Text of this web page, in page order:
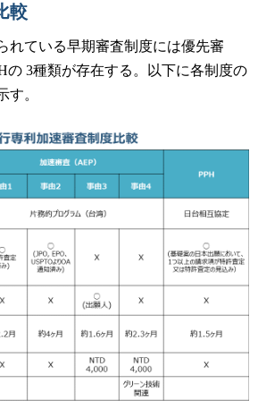
較
れている早期審査制度には優先審
の 3種類が存在する。以下に各制度の
す。